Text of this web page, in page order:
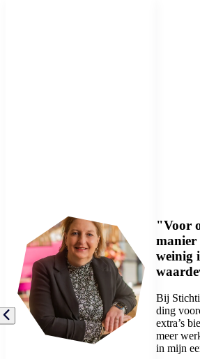
"Voor
manier
weinig
Bij
ding
extra’s
meer
in mijn